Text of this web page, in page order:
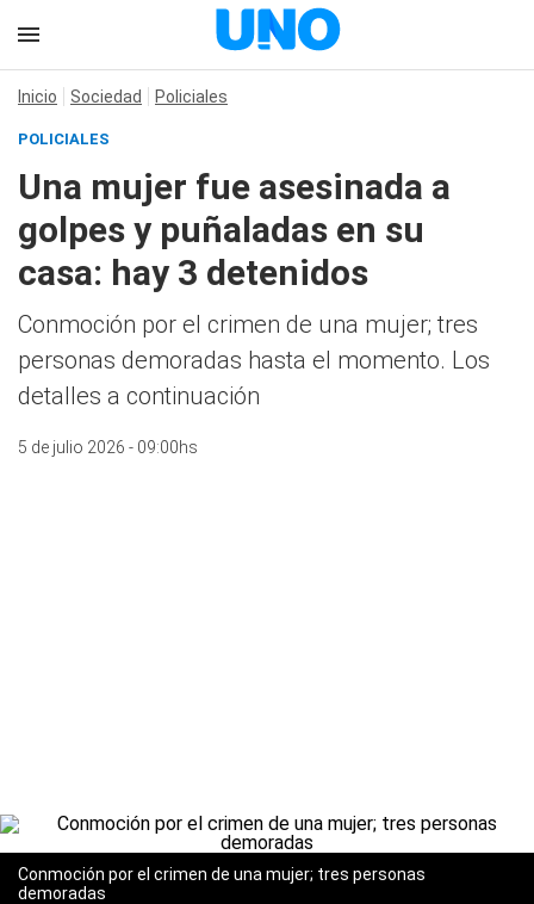
Inicio Sociedad Policiales
POLICIALES
Una mujer fue asesinada a
golpes y puñaladas en su
casa: hay 3 detenidos
Conmoción por el crimen de una mujer; tres
personas demoradas hasta el momento. Los
detalles a continuación
5 de julio 2026 - 09:00hs
Conmoción por el crimen de una mujer; tres personas
demoradas